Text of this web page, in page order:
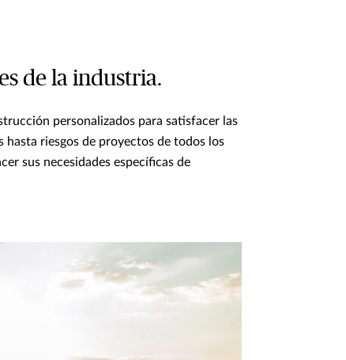
de la industria.
personalizados para satisfacer las
riesgos de proyectos de todos los
sus necesidades específicas de